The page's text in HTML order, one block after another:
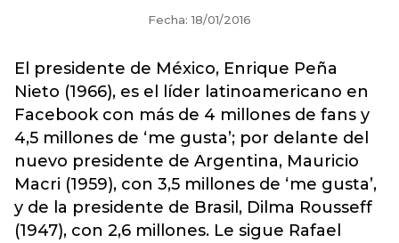
Fecha: 18/01/2016
El presidente de México, Enrique Peña
Nieto (1966), es el líder latinoamericano en
Facebook con más de 4 millones de fans y
4,5 millones de ‘me gusta’; por delante del
nuevo presidente de Argentina, Mauricio
Macri (1959), con 3,5 millones de ‘me gusta’,
y de la presidente de Brasil, Dilma Rousseff
(1947), con 2,6 millones. Le sigue Rafael